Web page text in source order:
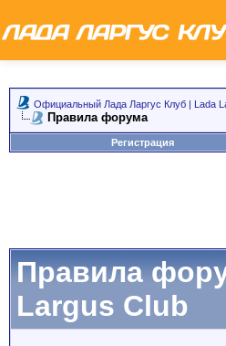
Официальный Лада Ларгус Клуб | Lada
Правила форума
Регистрация
Правила
Largus Club